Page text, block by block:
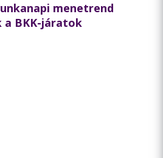
menetrend
a BKK-járatok